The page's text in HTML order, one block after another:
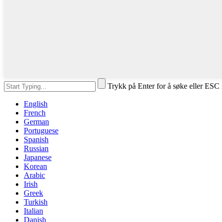
Trykk på Enter for å søke eller
English
French
German
Portuguese
Spanish
Russian
Japanese
Korean
Arabic
Irish
Greek
Turkish
Italian
Danish